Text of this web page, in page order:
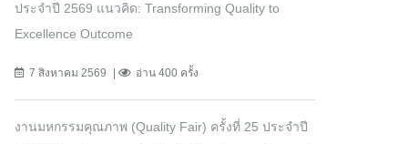
ประจำปี 2569 แนวคิด: Transforming Quality to
Excellence Outcome
7 สิงหาคม 2569 อ่าน 400 ครั้ง
งานมหกรรมคุณภาพ (Quality Fair) ครั้งที่ 25 ประจำปี